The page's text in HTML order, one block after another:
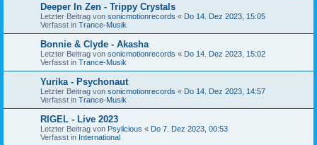
Deeper In Zen - Trippy Crystals
Letzter Beitrag von sonicmotionrecords « Do 14. Dez 2023, 15:05
Verfasst in Trance-Musik
Bonnie & Clyde - Akasha
Letzter Beitrag von sonicmotionrecords « Do 14. Dez 2023, 15:02
Verfasst in Trance-Musik
Yurika - Psychonaut
Letzter Beitrag von sonicmotionrecords « Do 14. Dez 2023, 14:57
Verfasst in Trance-Musik
RIGEL - Live 2023
Letzter Beitrag von Psylicious « Do 7. Dez 2023, 00:53
Verfasst in International